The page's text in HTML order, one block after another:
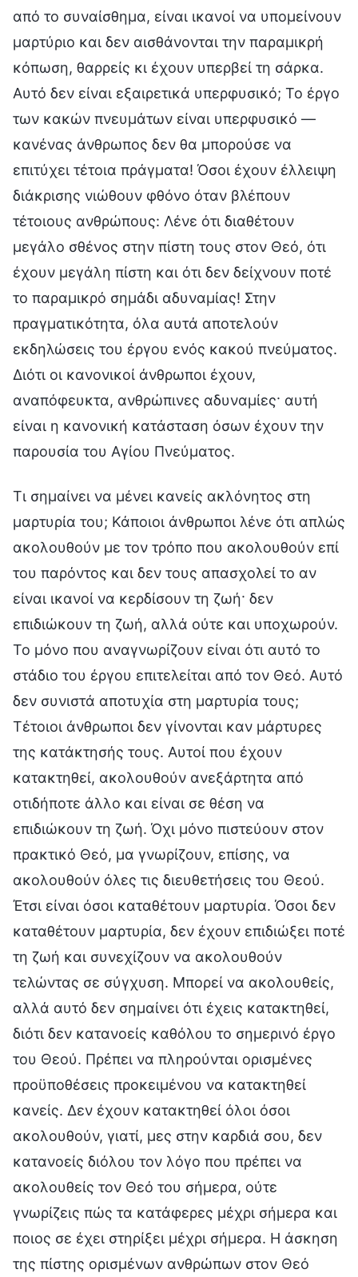
από το συναίσθημα, είναι ικανοί να υπομείνουν
μαρτύριο και δεν αισθάνονται την παραμικρή
κόπωση, θαρρείς κι έχουν υπερβεί τη σάρκα.
Αυτό δεν είναι εξαιρετικά υπερφυσικό; Το έργο
των κακών πνευμάτων είναι υπερφυσικό —
κανένας άνθρωπος δεν θα μπορούσε να
επιτύχει τέτοια πράγματα! Όσοι έχουν έλλειψη
διάκρισης νιώθουν φθόνο όταν βλέπουν
τέτοιους ανθρώπους: Λένε ότι διαθέτουν
μεγάλο σθένος στην πίστη τους στον Θεό, ότι
έχουν μεγάλη πίστη και ότι δεν δείχνουν ποτέ
το παραμικρό σημάδι αδυναμίας! Στην
πραγματικότητα, όλα αυτά αποτελούν
εκδηλώσεις του έργου ενός κακού πνεύματος.
Διότι οι κανονικοί άνθρωποι έχουν,
αναπόφευκτα, ανθρώπινες αδυναμίες· αυτή
είναι η κανονική κατάσταση όσων έχουν την
παρουσία του Αγίου Πνεύματος.
Τι σημαίνει να μένει κανείς ακλόνητος στη
μαρτυρία του; Κάποιοι άνθρωποι λένε ότι απλώς
ακολουθούν με τον τρόπο που ακολουθούν επί
του παρόντος και δεν τους απασχολεί το αν
είναι ικανοί να κερδίσουν τη ζωή· δεν
επιδιώκουν τη ζωή, αλλά ούτε και υποχωρούν.
Το μόνο που αναγνωρίζουν είναι ότι αυτό το
στάδιο του έργου επιτελείται από τον Θεό. Αυτό
δεν συνιστά αποτυχία στη μαρτυρία τους;
Τέτοιοι άνθρωποι δεν γίνονται καν μάρτυρες
της κατάκτησής τους. Αυτοί που έχουν
κατακτηθεί, ακολουθούν ανεξάρτητα από
οτιδήποτε άλλο και είναι σε θέση να
επιδιώκουν τη ζωή. Όχι μόνο πιστεύουν στον
πρακτικό Θεό, μα γνωρίζουν, επίσης, να
ακολουθούν όλες τις διευθετήσεις του Θεού.
Έτσι είναι όσοι καταθέτουν μαρτυρία. Όσοι δεν
καταθέτουν μαρτυρία, δεν έχουν επιδιώξει ποτέ
τη ζωή και συνεχίζουν να ακολουθούν
τελώντας σε σύγχυση. Μπορεί να ακολουθείς,
αλλά αυτό δεν σημαίνει ότι έχεις κατακτηθεί,
διότι δεν κατανοείς καθόλου το σημερινό έργο
του Θεού. Πρέπει να πληρούνται ορισμένες
προϋποθέσεις προκειμένου να κατακτηθεί
κανείς. Δεν έχουν κατακτηθεί όλοι όσοι
ακολουθούν, γιατί, μες στην καρδιά σου, δεν
κατανοείς διόλου τον λόγο που πρέπει να
ακολουθείς τον Θεό του σήμερα, ούτε
γνωρίζεις πώς τα κατάφερες μέχρι σήμερα και
ποιος σε έχει στηρίξει μέχρι σήμερα. Η άσκηση
της πίστης ορισμένων ανθρώπων στον Θεό